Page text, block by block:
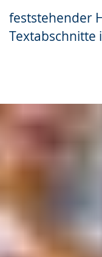
feststehender
wechseln.
Deutscher
Gebärdensprache